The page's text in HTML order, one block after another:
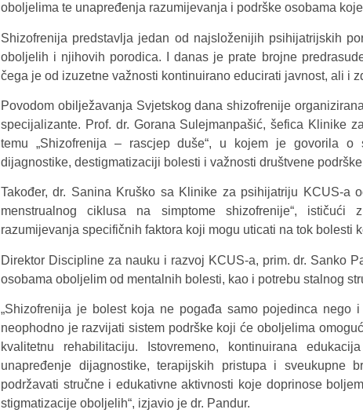
oboljelima te unapređenja razumijevanja i podrške osobama
Shizofrenija predstavlja jedan od najsloženijih psihijatrijskih
oboljelih i njihovih porodica. I danas je prate brojne
čega je od izuzetne važnosti kontinuirano educirati javnost, ali i
Povodom obilježavanja Svjetskog dana shizofrenije
specijalizante. Prof. dr. Gorana Sulejmanpašić, šefica Klinike
temu „Shizofrenija – rascjep duše“, u kojem je govorila o
dijagnostike, destigmatizaciji bolesti i važnosti društvene
Također, dr. Sanina Kruško sa Klinike za psihijatriju KCUS-a
menstrualnog ciklusa na simptome shizofrenije“, ističući
razumijevanja specifičnih faktora koji mogu uticati na tok bolesti
Direktor Discipline za nauku i razvoj KCUS-a, prim. dr. Sanko
osobama oboljelim od mentalnih bolesti, kao i potrebu stalnog
„Shizofrenija je bolest koja ne pogađa samo pojedinca
neophodno je razvijati sistem podrške koji će oboljelima
kvalitetnu rehabilitaciju. Istovremeno, kontinuirana
unapređenje dijagnostike, terapijskih pristupa i
podržavati stručne i edukativne aktivnosti koje doprinose
stigmatizacije oboljelih“, izjavio je dr. Pandur.